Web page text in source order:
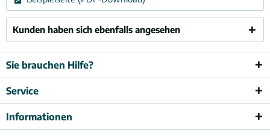
Kunden haben sich ebenfalls angesehen
Sie brauchen Hilfe?
Service
Informationen